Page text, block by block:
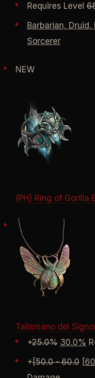
Requires Level
Barbarian,
Sorcerer
NEW
(PH) Ring of Gorilla
Talismano del
+25.0% 30.0%
+[50.0 - 60.0